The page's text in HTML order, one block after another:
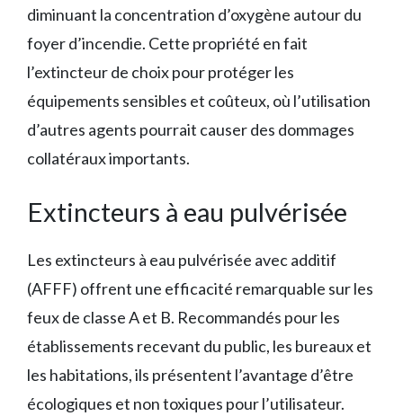
diminuant la concentration d’oxygène autour du
foyer d’incendie. Cette propriété en fait
l’extincteur de choix pour protéger les
équipements sensibles et coûteux, où l’utilisation
d’autres agents pourrait causer des dommages
collatéraux importants.
Extincteurs à eau pulvérisée
Les extincteurs à eau pulvérisée avec additif
(AFFF) offrent une efficacité remarquable sur les
feux de classe A et B. Recommandés pour les
établissements recevant du public, les bureaux et
les habitations, ils présentent l’avantage d’être
écologiques et non toxiques pour l’utilisateur.